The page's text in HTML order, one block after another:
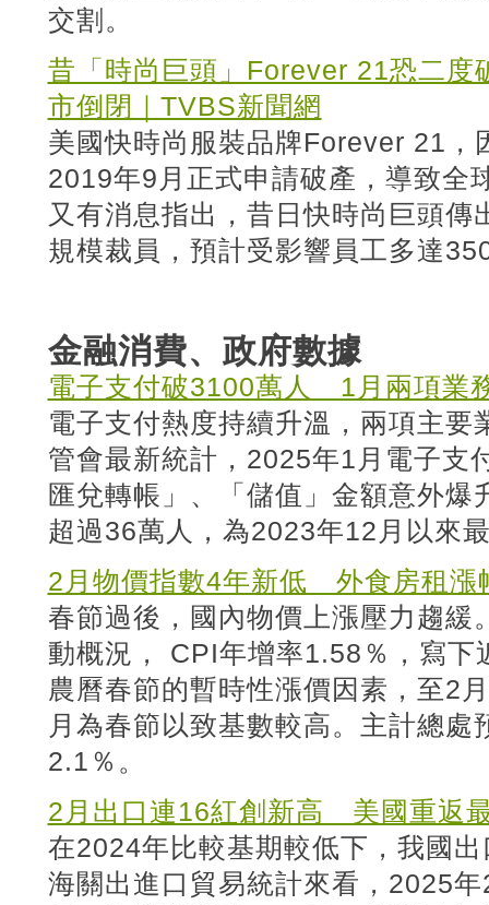
交割。
昔「時尚巨頭」Forever 21恐二
市倒閉｜TVBS新聞網
美國快時尚服裝品牌Forever 21，
2019年9月正式申請破產，導致全
又有消息指出，昔日快時尚巨頭傳
規模裁員，預計受影響員工多達
金融消費、政府數據
電子支付破3100萬人 1月兩項業
電子支付熱度持續升溫，兩項主要
管會最新統計，2025年1月電子支
匯兌轉帳」、「儲值」金額意外爆
超過36萬人，為2023年12月以來
2月物價指數4年新低 外食房租漲
春節過後，國內物價上漲壓力趨緩
動概況， CPI年增率1.58％，寫下
農曆春節的暫時性漲價因素，至2
月為春節以致基數較高。主計總
2.1％。
2月出口連16紅創新高 美國重返
在2024年比較基期較低下，我國
海關出進口貿易統計來看，2025